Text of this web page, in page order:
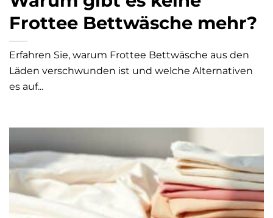
Frottee Bettwäsche mehr?
Erfahren Sie, warum Frottee Bettwäsche aus den
Läden verschwunden ist und welche Alternativen
es auf...